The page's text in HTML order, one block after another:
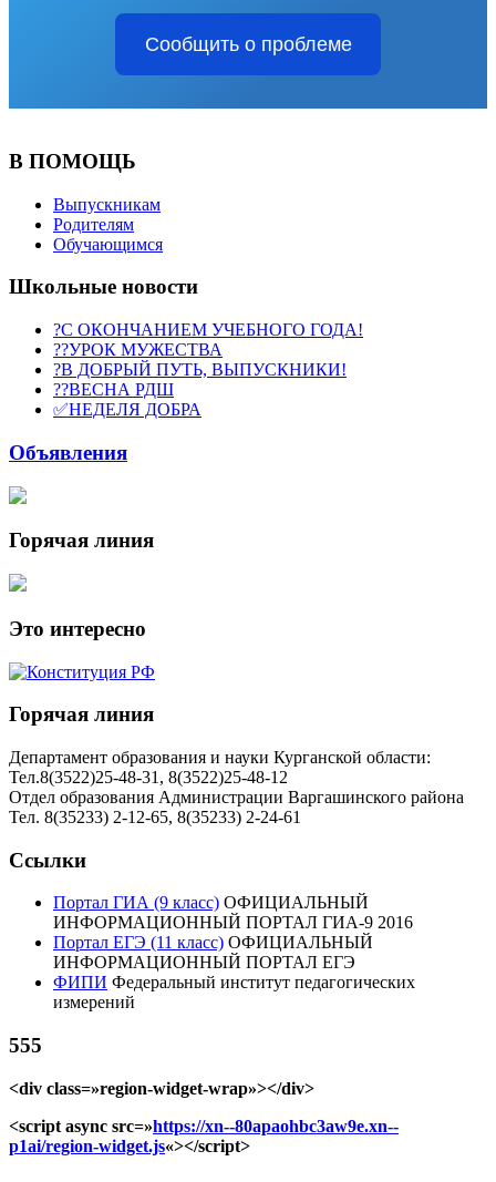
Сообщить о проблеме
В ПОМОЩЬ
Выпускникам
Родителям
Обучающимся
Школьные новости
?С ОКОНЧАНИЕМ УЧЕБНОГО ГОДА!
??УРОК МУЖЕСТВА
?В ДОБРЫЙ ПУТЬ, ВЫПУСКНИКИ!
??ВЕСНА РДШ
✅НЕДЕЛЯ ДОБРА
Объявления
Горячая линия
Это интересно
Горячая линия
Департамент образования и науки Курганской области:
Тел.8(3522)25-48-31, 8(3522)25-48-12
Отдел образования Администрации Варгашинского района
Тел. 8(35233) 2-12-65, 8(35233) 2-24-61
Ссылки
Портал ГИА (9 класс) ОФИЦИАЛЬНЫЙ
ИНФОРМАЦИОННЫЙ ПОРТАЛ ГИА-9 2016
Портал ЕГЭ (11 класс) ОФИЦИАЛЬНЫЙ
ИНФОРМАЦИОННЫЙ ПОРТАЛ ЕГЭ
ФИПИ Федеральный институт педагогических
измерений
555
<div class=»region-widget-wrap»></div>
<script async src=»https://xn--80apaohbc3aw9e.xn--
p1ai/region-widget.js«></script>